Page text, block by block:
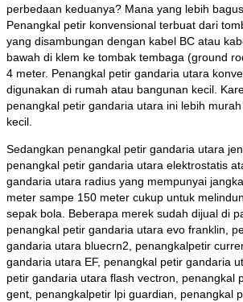
perbedaan keduanya? Mana yang lebih
Penangkal petir konvensional terbuat dari
yang disambungan dengan kabel BC atau
bawah di klem ke tombak tembaga (ground
4 meter. Penangkal petir gandaria utara
digunakan di rumah atau bangunan kecil.
penangkal petir gandaria utara ini lebih
kecil.
Sedangkan penangkal petir gandaria utara
penangkal petir gandaria utara elektrostatis
gandaria utara radius yang mempunyai
meter sampe 150 meter cukup untuk
sepak bola. Beberapa merek sudah dijual di
penangkal petir gandaria utara evo franklin,
gandaria utara bluecrn2, penangkalpetir
gandaria utara EF, penangkal petir gandaria
petir gandaria utara flash vectron, penangkal
gent, penangkalpetir lpi guardian, penangkal